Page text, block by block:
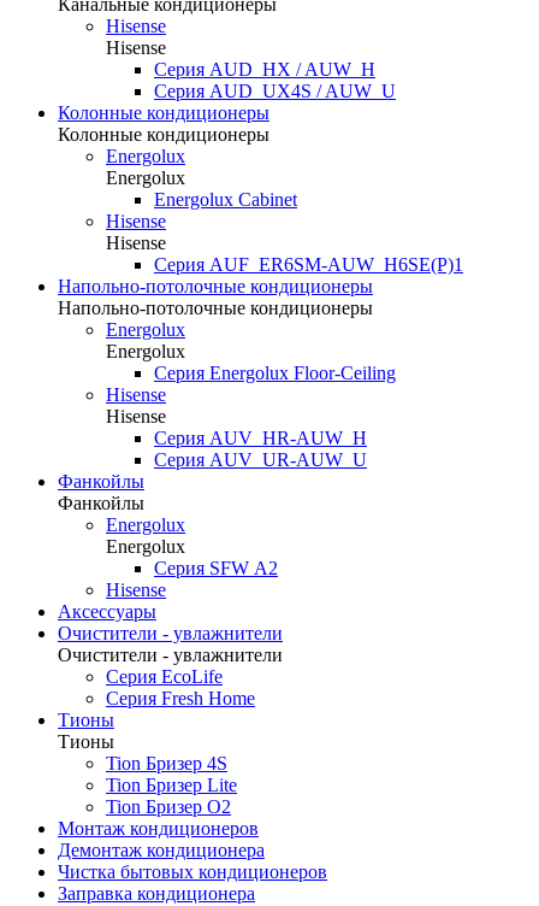
Канальные кондиционеры
Hisense
Hisense
Серия AUD_HX / AUW_H
Серия AUD_UX4S / AUW_U
Колонные кондиционеры
Колонные кондиционеры
Energolux
Energolux
Energolux Cabinet
Hisense
Hisense
Серия AUF_ER6SM-AUW_H6SE(P)1
Напольно-потолочные кондиционеры
Напольно-потолочные кондиционеры
Energolux
Energolux
Серия Energolux Floor-Ceiling
Hisense
Hisense
Серия AUV_HR-AUW_H
Серия AUV_UR-AUW_U
Фанкойлы
Фанкойлы
Energolux
Energolux
Cерия SFW А2
Hisense
Аксессуары
Очистители - увлажнители
Очистители - увлажнители
Серия EcoLife
Серия Fresh Home
Тионы
Тионы
Tion Бризер 4S
Tion Бризер Lite
Tion Бризер O2
Монтаж кондиционеров
Демонтаж кондиционера
Чистка бытовых кондиционеров
Заправка кондиционера